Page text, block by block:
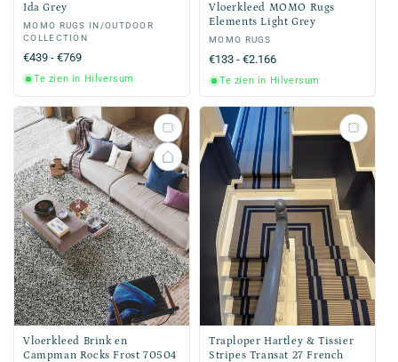
Ida Grey
Verkoper:
MOMO RUGS IN/OUTDOOR
COLLECTION
Normale
prijs
€439 - €769
Te zien in Hilversum
Vloerkleed MOMO Rugs
Elements Light Grey
Verkoper:
MOMO RUGS
Normale
prijs
€133 - €2.166
Te zien in Hilversum
Vloerkleed Brink en
Campman Rocks Frost 70504
Traploper Hartley & Tissier
Stripes Transat 27 French